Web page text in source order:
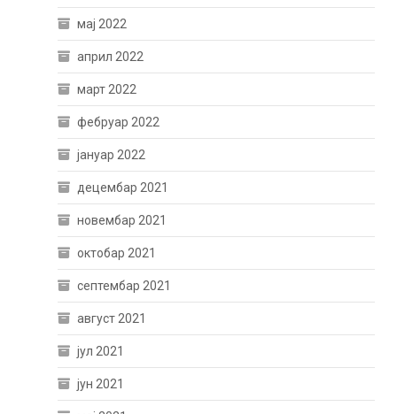
мај 2022
април 2022
март 2022
фебруар 2022
јануар 2022
децембар 2021
новембар 2021
октобар 2021
септембар 2021
август 2021
јул 2021
јун 2021